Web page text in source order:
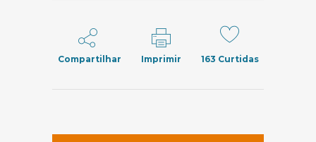
Compartilhar Imprimir 163 Curtidas